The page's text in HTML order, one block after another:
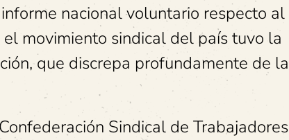
nacional voluntario respecto al
movimiento sindical del país tuvo la
que discrepa profundamente de la
Sindical de Trabajadores